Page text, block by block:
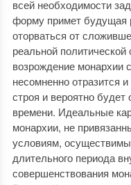
всей необходимости
форму примет будущая
оторваться от
реальной политической
возрождение монархии
несомненно отразится
строя и вероятно будет
времени. Идеальные
монархии, не
условиям,
длительного периода
совершенствования